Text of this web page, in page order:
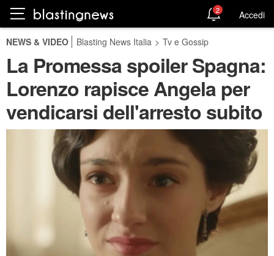
2 Accedi
NEWS & VIDEO Blasting News Italia > Tv e Gossip
La Promessa spoiler Spagna:
Lorenzo rapisce Angela per
vendicarsi dell'arresto subito